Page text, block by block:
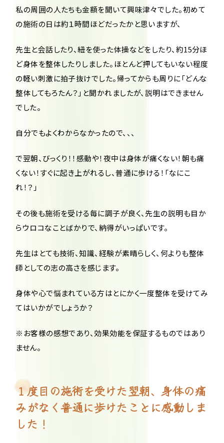
私の周囲の人たちも金額を聞いて興味津々でした。初めて
の施術の日は約１時間ほどだったかと思いますが、
先生と会話したり、紐を使った体操などをしたり、約15分ほ
ど身体を整体したりしました。ほとんど押してもいない程度
の軽い刺激に拍子抜けでした。帰ってからも周りに「どんな
整体してもろたん？」と聞かれましたが、説明はできません
でした。
自分でもよくわからなかったので、、、
で翌朝、びっくり！！感動や！夜中は身体が痛くない！朝も痛
くない！すぐに起き上がれるし、普通に歩ける！「なにこ
れ！？」
その後も施術を受ける毎に調子が良く、先生の説明も目か
らウロコなことばかりで、納得がいっぱいです。
先生はとても技術、知識、経験が素晴らしく、何よりも整体
師としての志の高さを感じます。
身体や心で悩まれている方はとにかく一度整体を受けてみ
てはいかがでしょうか？
※お客様の感想であり、効果効能を保証するものではあり
ません。
１度目の施術を受けた翌朝、身体の痛
みがなく普通に歩けたことに感動しま
した！